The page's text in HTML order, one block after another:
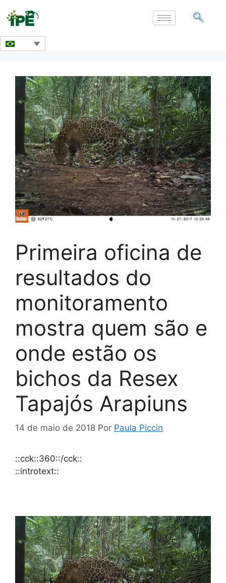
Primeira oficina de
resultados do
monitoramento
mostra quem são e
onde estão os
bichos da Resex
Tapajós Arapiuns
14 de maio de 2018 Por Paula Piccin
::cck::360::/cck::
::introtext::